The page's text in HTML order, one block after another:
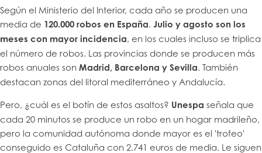
Según el Ministerio del Interior, cada año se producen una
media de 120.000 robos en España. Julio y agosto son los
meses con mayor incidencia, en los cuales incluso se triplica
el número de robos. Las provincias donde se producen más
robos anuales son Madrid, Barcelona y Sevilla. También
destacan zonas del litoral mediterráneo y Andalucía.
Pero, ¿cuál es el botín de estos asaltos? Unespa señala que
cada 20 minutos se produce un robo en un hogar madrileño,
pero la comunidad autónoma donde mayor es el 'trofeo'
conseguido es Cataluña con 2.741 euros de media. Le siguen